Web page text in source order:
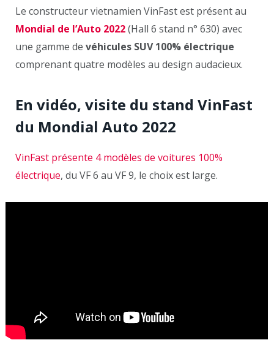
Le constructeur vietnamien VinFast est présent au
Mondial de l’Auto 2022(Hall 6 stand n° 630) avec
une gamme de véhicules SUV 100% électrique
comprenant quatre modèles au design audacieux.
En vidéo, visite du stand VinFast
du Mondial Auto 2022
VinFast présente 4 modèles de voitures 100%
électrique, du VF 6 au VF 9, le choix est large.